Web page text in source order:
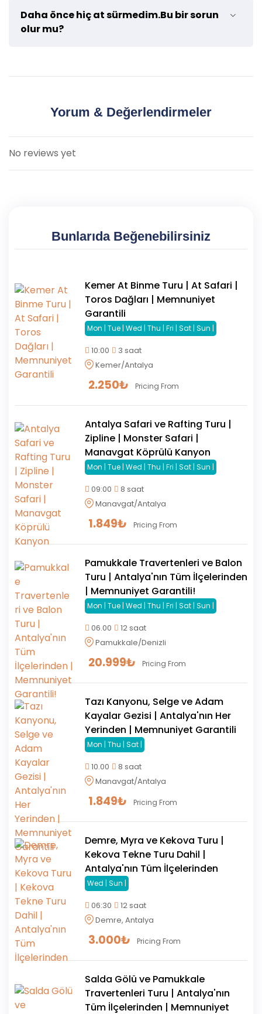
için tur rehberinin talimatlarını takip edin.
Bu tavsiyeleri dikkate alarak, Kemer Çıkışlı At Binicilik
Daha önce hiç at sürmedim.Bu bir sorun
olur mu?
Yorum & Değerlendirmeler
No reviews yet
Bunlarıda Beğenebilirsiniz
Kemer At Binme Turu | At Safari |
Toros Dağları | Memnuniyet
Garantili
Mon | Tue | Wed | Thu | Fri | Sat | Sun |
10:00
3 saat
Kemer/Antalya
2.250₺ Pricing From
Antalya Safari ve Rafting Turu |
Zipline | Monster Safari |
Manavgat Köprülü Kanyon
Mon | Tue | Wed | Thu | Fri | Sat | Sun |
09:00
8 saat
Manavgat/Antalya
1.849₺ Pricing From
Pamukkale Travertenleri ve Balon
Turu | Antalya'nın Tüm İlçelerinden
| Memnuniyet Garantili!
Mon | Tue | Wed | Thu | Fri | Sat | Sun |
06.00
12 saat
Pamukkale/Denizli
20.999₺ Pricing From
Tazı Kanyonu, Selge ve Adam
Kayalar Gezisi | Antalya'nın Her
Yerinden | Memnuniyet Garantili
Mon | Thu | Sat |
10.00
8 saat
Manavgat/Antalya
1.849₺ Pricing From
Demre, Myra ve Kekova Turu |
Kekova Tekne Turu Dahil |
Antalya'nın Tüm İlçelerinden
Wed | Sun |
06:30
12 saat
Demre, Antalya
3.000₺ Pricing From
Salda Gölü ve Pamukkale
Travertenleri Turu | Antalya'nın
Tüm İlçelerinden | Memnuniyet